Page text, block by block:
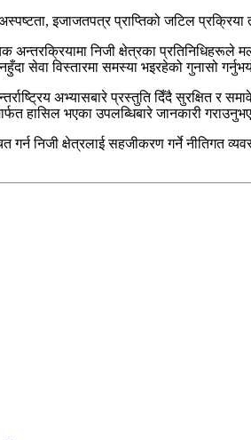
इजाजतपत्र प्राप्तिको जटिल
निजी क्षेत्रका प्रतिनिधिहरूले
सेवा विस्तारमा समस्या भइरहेको गुनासो
अभ्यासबारे प्रस्तुति दिँदै सुरक्षित र
हासिल भएका उपलब्धिबारे जानकारी
निजी क्षेत्रलाई सहजीकरण गर्ने नीतिगत